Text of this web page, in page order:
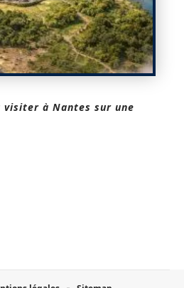
visiter à Nantes sur une